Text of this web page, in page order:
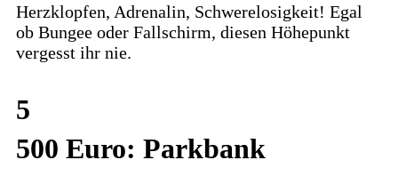
Herzklopfen, Adrenalin, Schwerelosigkeit! Egal
ob Bungee oder Fallschirm, diesen Höhepunkt
vergesst ihr nie.
5
500 Euro: Parkbank